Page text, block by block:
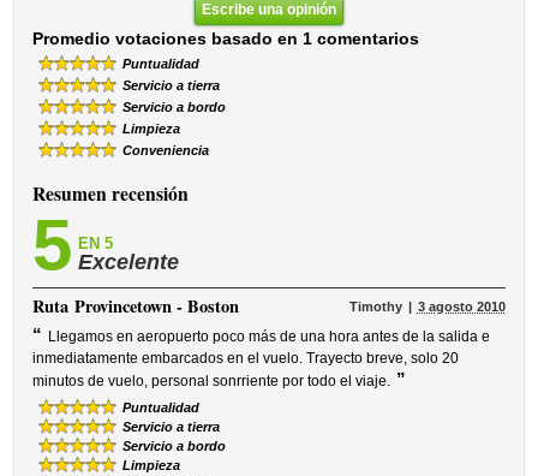
Escribe una opinión
Promedio votaciones basado en 1 comentarios
Puntualidad
Servicio a tierra
Servicio a bordo
Limpieza
Conveniencia
Resumen recensión
5 EN 5
Excelente
RutaProvincetown - Boston Timothy 3 agosto 2010
“ Llegamos en aeropuerto poco más de una hora antes de la salida e
inmediatamente embarcados en el vuelo. Trayecto breve, solo 20
minutos de vuelo, personal sonrriente por todo el viaje. ”
Puntualidad
Servicio a tierra
Servicio a bordo
Limpieza